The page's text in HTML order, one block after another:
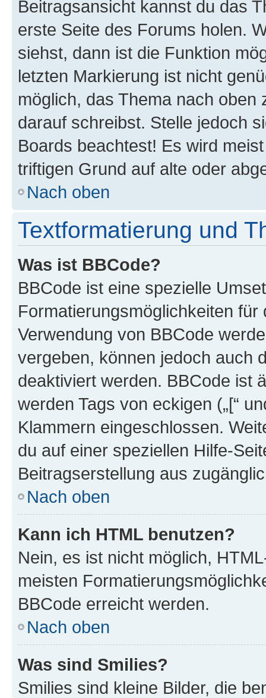
Beitragsansicht kannst du das
erste Seite des Forums holen.
siehst, dann ist die Funktion
letzten Markierung ist nicht
möglich, das Thema nach oben
darauf schreibst. Stelle jedoch
Boards beachtest! Es wird
triftigen Grund auf alte oder
Nach oben
Textformatierung und
Was ist BBCode?
BBCode ist eine spezielle
Formatierungsmöglichkeiten
Verwendung von BBCode
vergeben, können jedoch auch
deaktiviert werden. BBCode ist
werden Tags von eckigen („[“
Klammern eingeschlossen.
du auf einer speziellen Hilfe-
Beitragserstellung aus
Nach oben
Kann ich HTML benutzen?
Nein, es ist nicht möglich,
meisten
BBCode erreicht werden.
Nach oben
Was sind Smilies?
Smilies sind kleine Bilder, die